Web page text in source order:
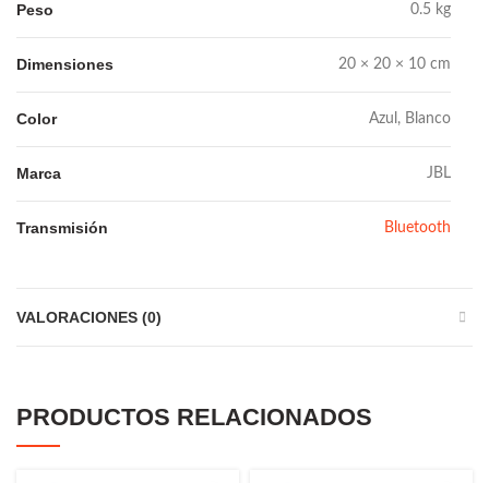
Peso 0.5 kg
Dimensiones 20 × 20 × 10 cm
Color Azul, Blanco
Marca JBL
Transmisión Bluetooth
VALORACIONES (0)
PRODUCTOS RELACIONADOS